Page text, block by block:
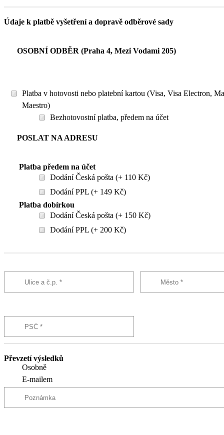
Údaje k platbě vyšetření a dopravě odběrové sady
OSOBNÍ ODBĚR (Praha 4, Mezi Vodami 205)
Platba v hotovosti nebo platební kartou (Visa, Visa Electron,
Maestro)
Bezhotovostní platba, předem na účet
POSLAT NA ADRESU
Platba předem na účet
Dodání Česká pošta (+ 110 Kč)
Dodání PPL (+ 149 Kč)
Platba dobírkou
Dodání Česká pošta (+ 150 Kč)
Dodání PPL (+ 200 Kč)
Převzetí výsledků
Osobně
E-mailem